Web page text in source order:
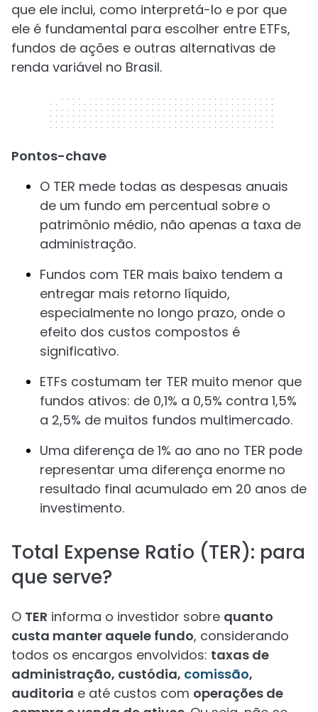
que ele inclui, como interpretá-lo e por que
ele é fundamental para escolher entre ETFs,
fundos de ações e outras alternativas de
renda variável no Brasil.
320 x 50
Pontos-chave
O TER mede todas as despesas anuais
de um fundo em percentual sobre o
patrimônio médio, não apenas a taxa de
administração.
Fundos com TER mais baixo tendem a
entregar mais retorno líquido,
especialmente no longo prazo, onde o
efeito dos custos compostos é
significativo.
ETFs costumam ter TER muito menor que
fundos ativos: de 0,1% a 0,5% contra 1,5%
a 2,5% de muitos fundos multimercado.
Uma diferença de 1% ao ano no TER pode
representar uma diferença enorme no
resultado final acumulado em 20 anos de
investimento.
Total Expense Ratio (TER): para
que serve?
O TER informa o investidor sobre quanto
custa manter aquele fundo, considerando
todos os encargos envolvidos: taxas de
administração, custódia, comissão,
auditoria e até custos com operações de